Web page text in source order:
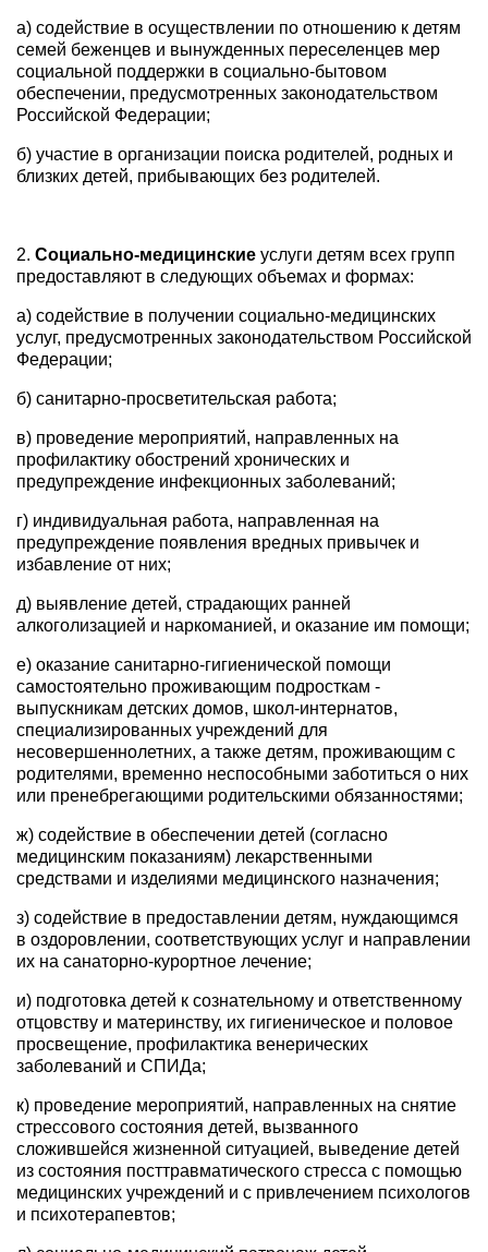
а) содействие в осуществлении по отношению к детям
семей беженцев и вынужденных переселенцев мер
социальной поддержки в социально-бытовом
обеспечении, предусмотренных законодательством
Российской Федерации;
б) участие в организации поиска родителей, родных и
близких детей, прибывающих без родителей.
2. Социально-медицинские услуги детям всех групп
предоставляют в следующих объемах и формах:
а) содействие в получении социально-медицинских
услуг, предусмотренных законодательством Российской
Федерации;
б) санитарно-просветительская работа;
в) проведение мероприятий, направленных на
профилактику обострений хронических и
предупреждение инфекционных заболеваний;
г) индивидуальная работа, направленная на
предупреждение появления вредных привычек и
избавление от них;
д) выявление детей, страдающих ранней
алкоголизацией и наркоманией, и оказание им помощи;
е) оказание санитарно-гигиенической помощи
самостоятельно проживающим подросткам -
выпускникам детских домов, школ-интернатов,
специализированных учреждений для
несовершеннолетних, а также детям, проживающим с
родителями, временно неспособными заботиться о них
или пренебрегающими родительскими обязанностями;
ж) содействие в обеспечении детей (согласно
медицинским показаниям) лекарственными
средствами и изделиями медицинского назначения;
з) содействие в предоставлении детям, нуждающимся
в оздоровлении, соответствующих услуг и направлении
их на санаторно-курортное лечение;
и) подготовка детей к сознательному и ответственному
отцовству и материнству, их гигиеническое и половое
просвещение, профилактика венерических
заболеваний и СПИДа;
к) проведение мероприятий, направленных на снятие
стрессового состояния детей, вызванного
сложившейся жизненной ситуацией, выведение детей
из состояния посттравматического стресса с помощью
медицинских учреждений и с привлечением психологов
и психотерапевтов;